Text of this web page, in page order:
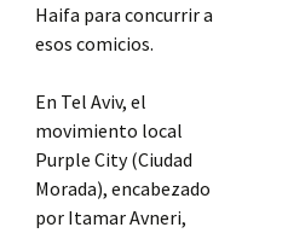
Haifa para concurrir a
esos comicios.
En Tel Aviv, el
movimiento local
Purple City (Ciudad
Morada), encabezado
por Itamar Avneri,